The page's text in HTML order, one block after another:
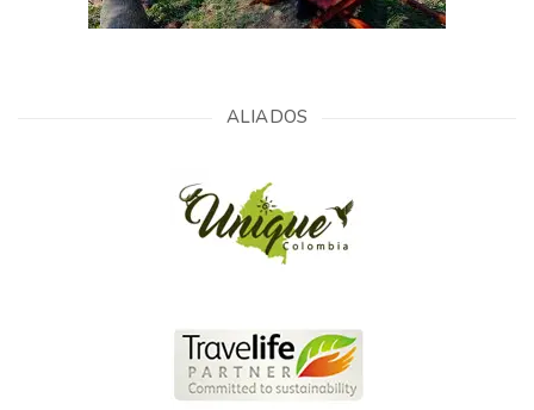
ALIADOS